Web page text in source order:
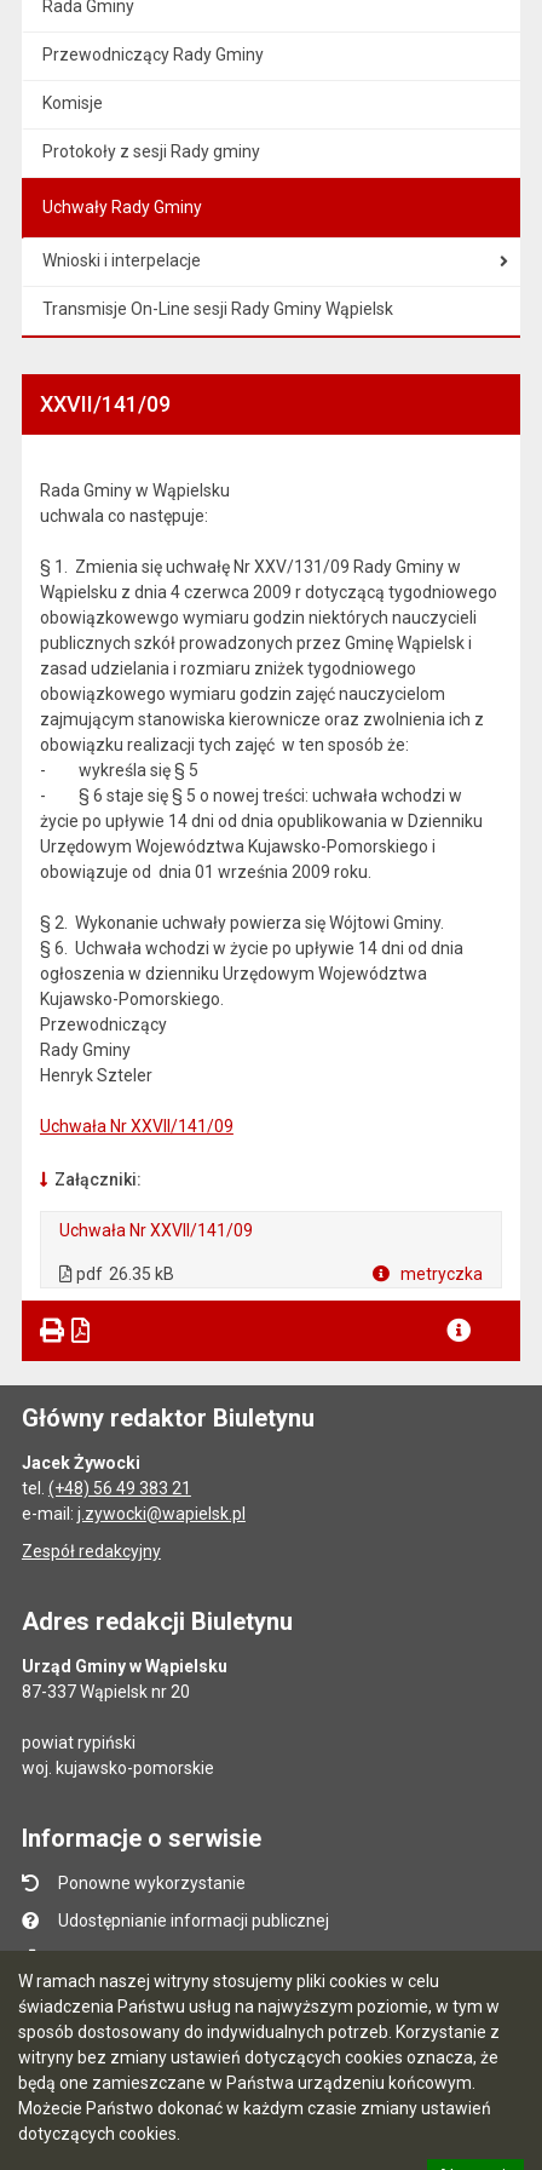
W ramach naszej witryny stosujemy pliki cookies w celu
świadczenia Państwu usług na najwyższym poziomie, w tym w
sposób dostosowany do indywidualnych potrzeb. Korzystanie z
witryny bez zmiany ustawień dotyczących cookies oznacza, że
będą one zamieszczane w Państwa urządzeniu końcowym.
Możecie Państwo dokonać w każdym czasie zmiany ustawień
dotyczących cookies.
Rada Gminy
Przewodniczący Rady Gminy
Komisje
Protokoły z sesji Rady gminy
Uchwały Rady Gminy
Wnioski i interpelacje
Transmisje On-Line sesji Rady Gminy Wąpielsk
XXVII/141/09
Rada Gminy w Wąpielsku
uchwala co następuje:
§ 1. Zmienia się uchwałę Nr XXV/131/09 Rady Gminy w
Wąpielsku z dnia 4 czerwca 2009 r dotyczącą tygodniowego
obowiązkowewgo wymiaru godzin niektórych nauczycieli
publicznych szkół prowadzonych przez Gminę Wąpielsk i
zasad udzielania i rozmiaru zniżek tygodniowego
obowiązkowego wymiaru godzin zajęć nauczycielom
zajmującym stanowiska kierownicze oraz zwolnienia ich z
obowiązku realizacji tych zajęć w ten sposób że:
- wykreśla się § 5
- § 6 staje się § 5 o nowej treści: uchwała wchodzi w
życie po upływie 14 dni od dnia opublikowania w Dzienniku
Urzędowym Województwa Kujawsko-Pomorskiego i
obowiązuje od dnia 01 września 2009 roku.
§ 2. Wykonanie uchwały powierza się Wójtowi Gminy.
§ 6. Uchwała wchodzi w życie po upływie 14 dni od dnia
ogłoszenia w dzienniku Urzędowym Województwa
Kujawsko-Pomorskiego.
Przewodniczący
Rady Gminy
Henryk Szteler
Uchwała Nr XXVII/141/09
Załączniki:
Uchwała Nr XXVII/141/09
pdf 26.35 kB metryczka
Główny redaktor Biuletynu
Jacek Żywocki
tel. (+48) 56 49 383 21
e-mail: j.zywocki@wapielsk.pl
Zespół redakcyjny
Adres redakcji Biuletynu
Urząd Gminy w Wąpielsku
87-337 Wąpielsk nr 20
powiat rypiński
woj. kujawsko-pomorskie
Informacje o serwisie
Ponowne wykorzystanie
Udostępnianie informacji publicznej
Mapa serwisu
Instrukcja obsługi
Statystyki oglądalności
Ostatnio dodane
Ostatnia aktualizacja BIP: 07.08.2026 13:39